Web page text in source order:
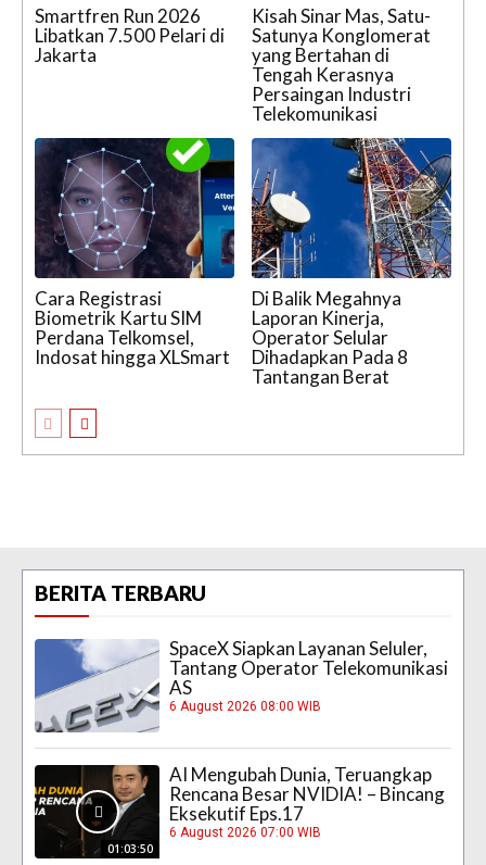
Smartfren Run 2026
Libatkan 7.500 Pelari di
Jakarta
Kisah Sinar Mas, Satu-
Satunya Konglomerat
yang Bertahan di
Tengah Kerasnya
Persaingan Industri
Telekomunikasi
Cara Registrasi
Biometrik Kartu SIM
Perdana Telkomsel,
Indosat hingga XLSmart
Di Balik Megahnya
Laporan Kinerja,
Operator Selular
Dihadapkan Pada 8
Tantangan Berat
BERITA TERBARU
SpaceX Siapkan Layanan Seluler,
Tantang Operator Telekomunikasi
AS
6 August 2026 08:00 WIB
01:03:50
AI Mengubah Dunia, Teruangkap
Rencana Besar NVIDIA! – Bincang
Eksekutif Eps.17
6 August 2026 07:00 WIB